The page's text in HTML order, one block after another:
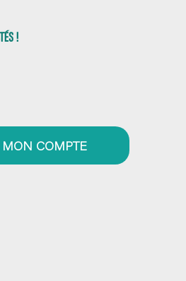
!
MON COMPTE